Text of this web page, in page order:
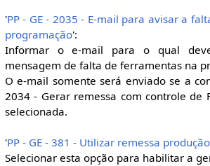
'PP - GE - 2035 - E-mail para avisar a
programação':
Informar o e-mail para o qual
mensagem de falta de ferramentas na
O e-mail somente será enviado se a
2034 - Gerar remessa com controle de
selecionada.
'PP - GE - 381 - Utilizar remessa produção
Selecionar esta opção para habilitar a